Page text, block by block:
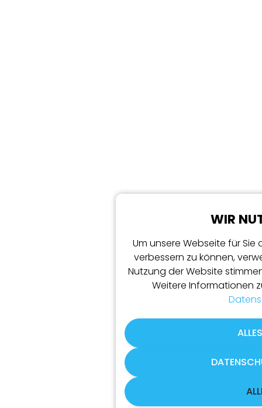
WIR
Um unsere Webseite für
verbessern zu können,
Nutzung der Website
Weitere Informationen